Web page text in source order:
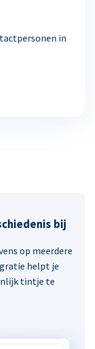
in
bij
op meerdere
helpt je
tintje te